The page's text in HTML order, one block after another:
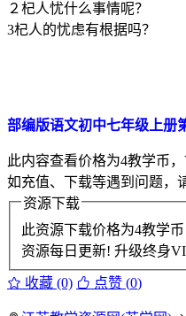
２杞人忧什么事情呢？
3杞人的忧虑有根据吗？
部编版语文初中七年级上册
此内容查看价格为4教学币
如充值、下载等遇到问题，
资源下载
此资源下载价格为4教学
资源每日更新! 升级终身
收藏 (0) 点赞 (0)